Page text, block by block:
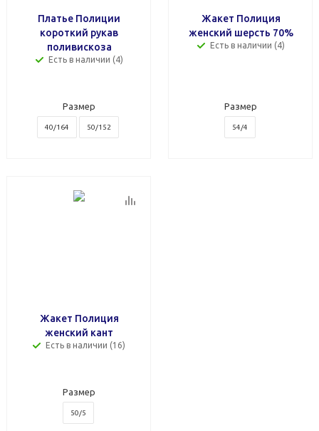
Платье Полиции
короткий рукав
поливискоза
Есть в наличии (4)
Размер
40/164 50/152
Жакет Полиция
женский шерсть 70%
Есть в наличии (4)
Размер
54/4
Жакет Полиция
женский кант
Есть в наличии (16)
Размер
50/5